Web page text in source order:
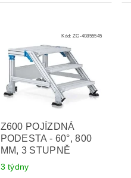
Kód: ZG-40855545
Z600 POJÍZDNÁ
PODESTA - 60°, 800
MM, 3 STUPNĚ
3 týdny